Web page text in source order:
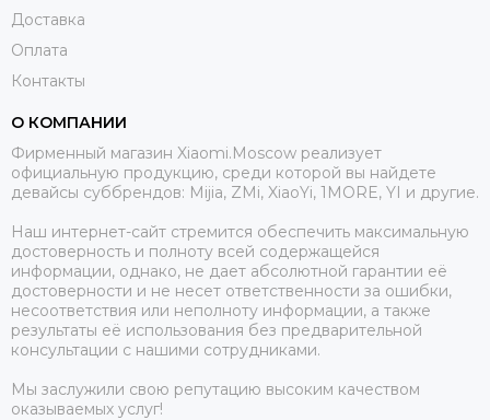
Доставка
Оплата
Контакты
О КОМПАНИИ
Фирменный магазин Xiaomi.Moscow реализует
официальную продукцию, среди которой вы найдете
девайсы суббрендов: Mijia, ZMi, XiaoYi, 1MORE, YI и другие.
Наш интернет-сайт стремится обеспечить максимальную
достоверность и полноту всей содержащейся
информации, однако, не дает абсолютной гарантии её
достоверности и не несет ответственности за ошибки,
несоответствия или неполноту информации, а также
результаты её использования без предварительной
консультации с нашими сотрудниками.
Мы заслужили свою репутацию высоким качеством
оказываемых услуг!